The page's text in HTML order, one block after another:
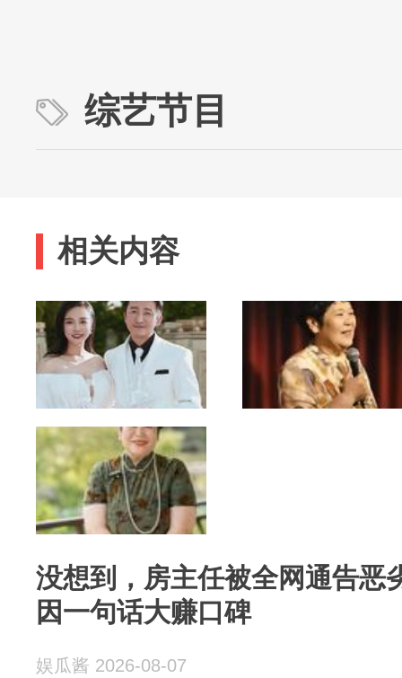
综艺节目
相关内容
没想到，房主任被全网通告恶
因一句话大赚口碑
娱瓜酱 2026-08-07